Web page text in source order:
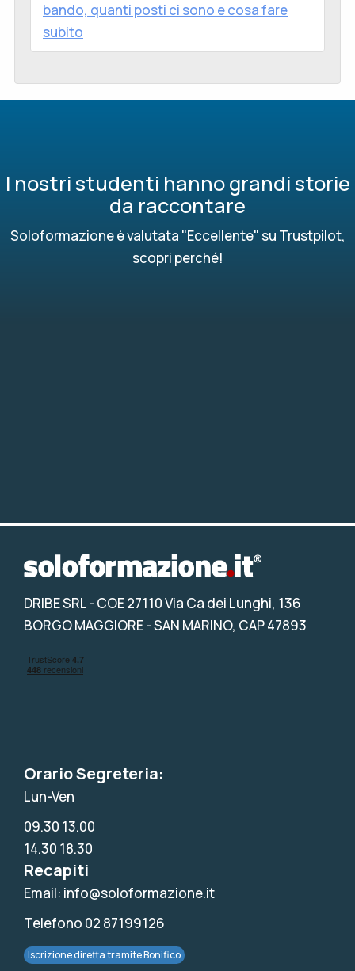
bando, quanti posti ci sono e cosa fare
subito
I nostri studenti hanno grandi storie
da raccontare
Soloformazione è valutata "Eccellente" su Trustpilot,
scopri perché!
DRIBE SRL- COE 27110 Via Ca dei Lunghi, 136
BORGO MAGGIORE - SAN MARINO, CAP 47893
Orario Segreteria:
Lun-Ven
09.30 13.00
14.30 18.30
Recapiti
Email: info@soloformazione.it
Telefono 02 87199126
Iscrizione diretta tramite Bonifico